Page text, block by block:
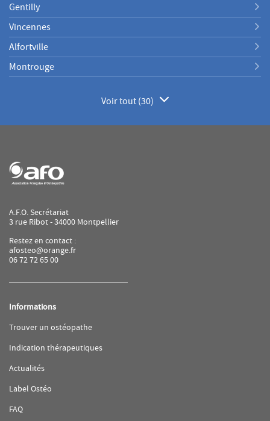
Gentilly
Vincennes
Alfortville
Montrouge
Voir tout (30)
de
A.F.O. Secrétariat
3 rue Ribot - 34000 Montpellier
Restez en contact :
afosteo@orange.fr
06 72 72 65 00
Informations
Trouver un ostéopathe(ouvre
une
Indication thérapeutiques
Actualités
une
Label Ostéo
FAQ(ouvre